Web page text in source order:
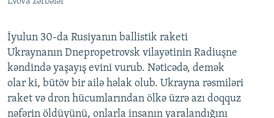
İyulun 30-da Rusiyanın ballistik raketi
Ukraynanın Dnepropetrovsk vilayətinin Radiuşne
kəndində yaşayış evini vurub. Nəticədə, demək
olar ki, bütöv bir ailə həlak olub. Ukrayna rəsmiləri
raket və dron hücumlarından ölkə üzrə azı doqquz
nəfərin öldüyünü, onlarla insanın yaralandığını